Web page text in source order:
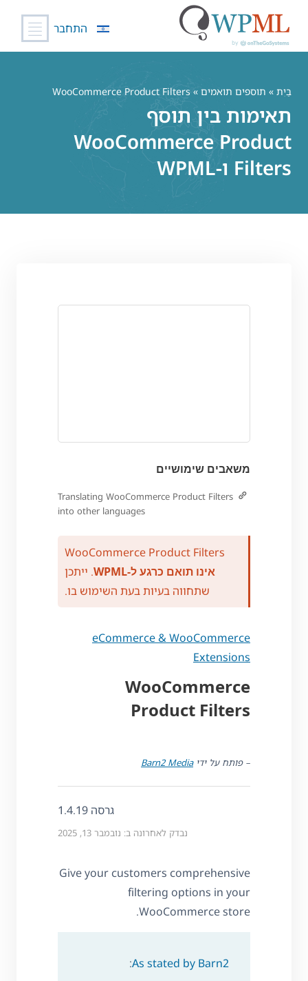
התחבר
בַּיִת » תוספים תואמים » WooCommerce Product Filters
תאימות בין תוסף
WooCommerce Product
Filters ו-WPML
משאבים שימושיים
Translating WooCommerce Product Filters
into other languages
WooCommerce Product Filters
אינו תואם כרגע ל-WPML
. ייתכן
שתחווה בעיות בעת השימוש בו.
eCommerce & WooCommerce
Extensions
WooCommerce
Product Filters
– פותח על ידיBarn2 Media
גרסה 1.4.19
נבדק לאחרונה ב: נובמבר 13, 2025
Give your customers comprehensive
filtering options in your
WooCommerce store.
As stated by Barn2
: